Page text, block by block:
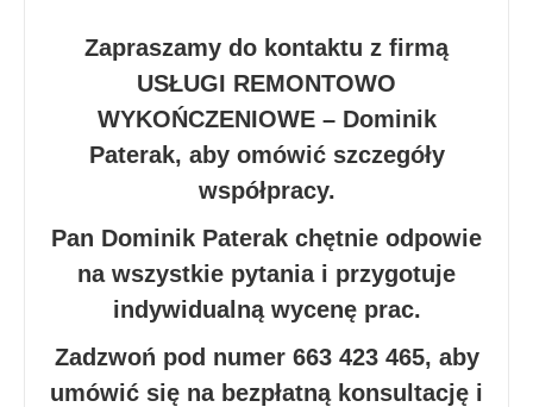
Zapraszamy do kontaktu z firmą
USŁUGI REMONTOWO
WYKOŃCZENIOWE – Dominik
Paterak, aby omówić szczegóły
współpracy.
Pan Dominik Paterak chętnie odpowie
na wszystkie pytania i przygotuje
indywidualną wycenę prac.
Zadzwoń pod numer 663 423 465, aby
umówić się na bezpłatną konsultację i